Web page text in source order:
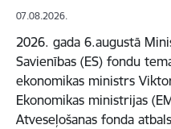
07.08.2026.
2026. gada 6.augustā
Savienības (ES) fondu
ekonomikas ministrs
Ekonomikas ministrijas
Atveseļošanas fonda